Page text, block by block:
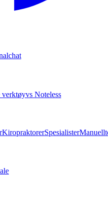
verktøyvs Noteless
KiropraktorerSpesialister